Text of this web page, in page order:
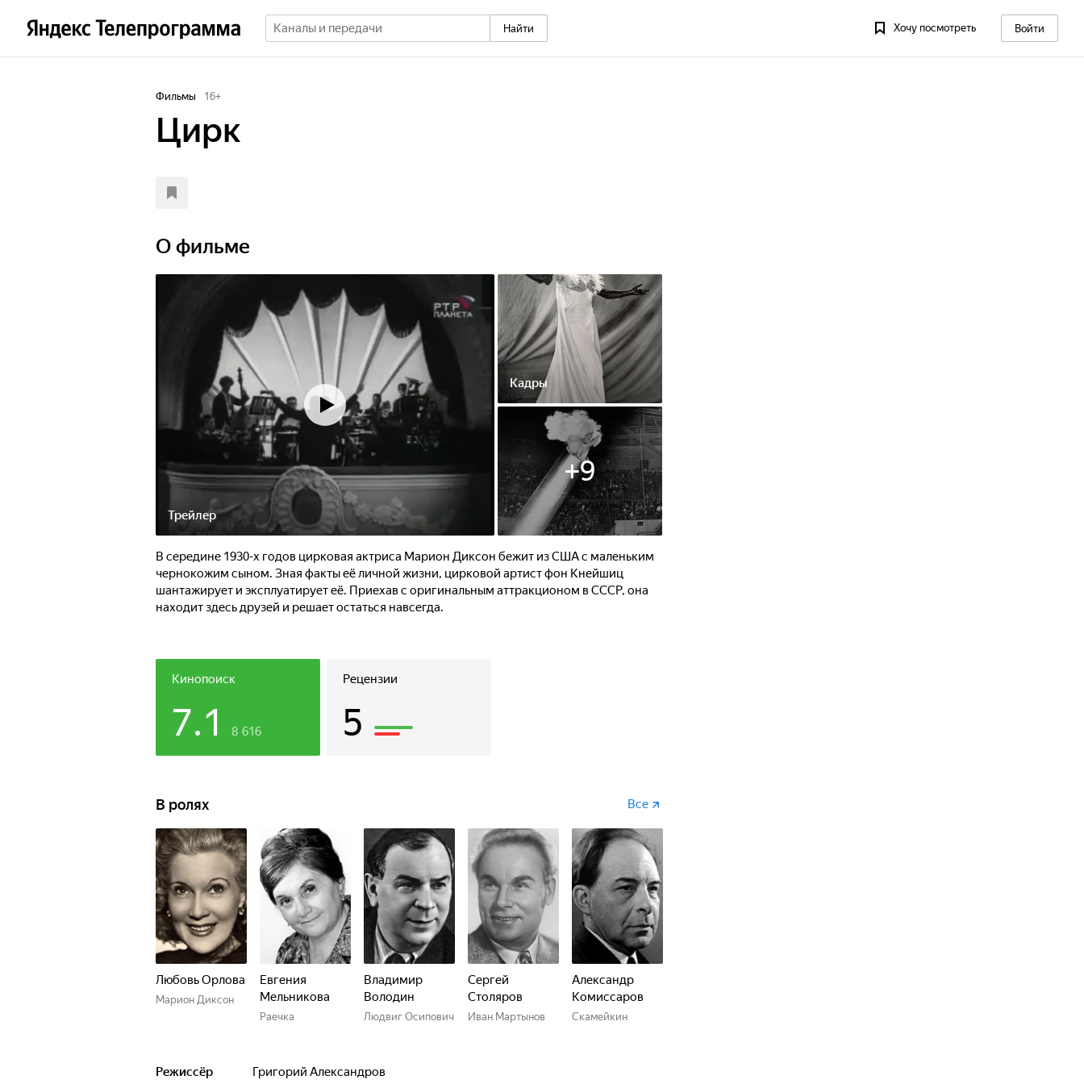
Найти Хочу посмотреть Войти
Фильмы 16+
Цирк
О фильме
Трейлер
Кадры
+9
В середине 1930-х годов цирковая актриса Марион Диксон бежит из США с маленьким
чернокожим сыном. Зная факты её личной жизни, цирковой артист фон Кнейшиц
шантажирует и эксплуатирует её. Приехав с оригинальным аттракционом в СССР, она
находит здесь друзей и решает остаться навсегда.
Кинопоиск
7.1 8 616
Рецензии
5
В ролях Все
Любовь Орлова
Марион Диксон
Евгения
Мельникова
Раечка
Владимир
Володин
Людвиг Осипович
Сергей
Столяров
Иван Мартынов
Александр
Комиссаров
Скамейкин
Режиссёр Григорий Александров